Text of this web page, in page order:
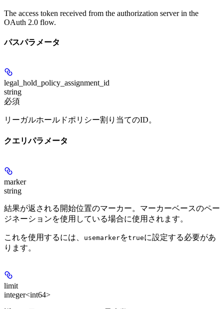
The access token received from the authorization server in the
OAuth 2.0 flow.
パスパラメータ
legal_hold_policy_assignment_id
string
必須
リーガルホールドポリシー割り当てのID。
クエリパラメータ
marker
string
結果が返される開始位置のマーカー。マーカーベースのペー
ジネーションを使用している場合に使用されます。
これを使用するには、 usemarkerをtrueに設定する必要があ
ります。
limit
integer<int64>